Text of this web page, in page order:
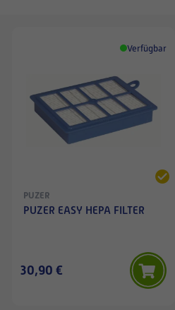
Verfügbar
PUZER
PUZER EASY HEPA FILTER
30,90 €